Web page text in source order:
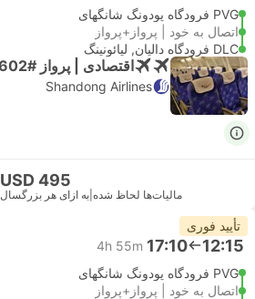
PVG فرودگاه پودونگ شانگهای
اتصال به خود | پرواز+پرواز
DLC فرودگاه دالیان, لیائونینگ
اقتصادی | پرواز #SC4602
Shandong Airlines
USD 495
مالیات‌ها لحاظ شده به ازای هر بزرگسال
تأیید فوری
12:15
17:10
4h 55m
PVG فرودگاه پودونگ شانگهای
اتصال به خود | پرواز+پرواز